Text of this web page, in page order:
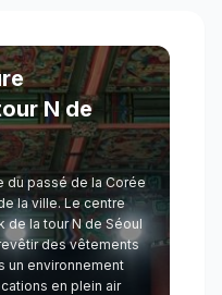
N de
du passé de la Corée
la ville. Le centre
la tour N de Séoul
des vêtements
un environnement
en plein air